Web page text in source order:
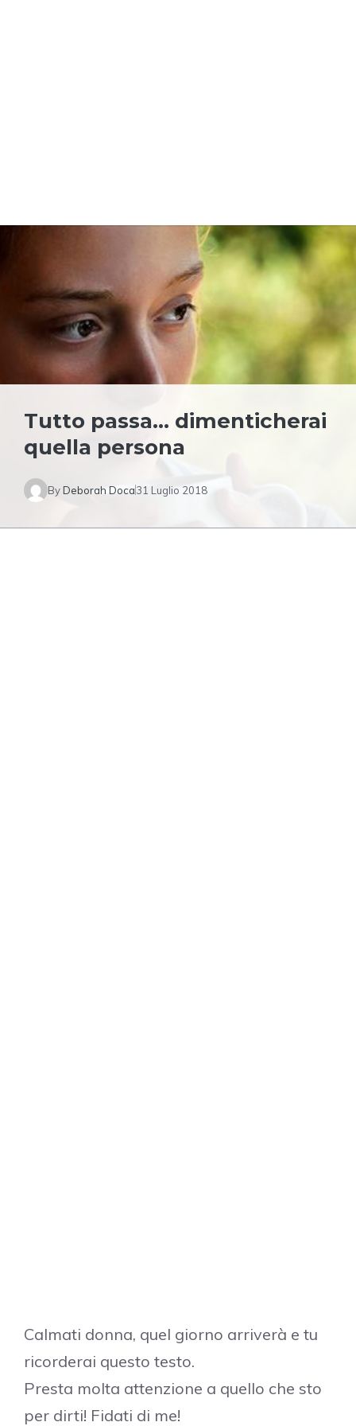
Tutto passa… dimenticherai
quella persona
ByDeborah Doca31 Luglio 2018
Calmati donna, quel giorno arriverà e tu
ricorderai questo testo.
Presta molta attenzione a quello che sto
per dirti! Fidati di me!